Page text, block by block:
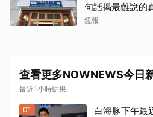
句話揭最難說
鏡報
查看更多NOWNEWS今日
最近1小時結果
01
白海豚下午